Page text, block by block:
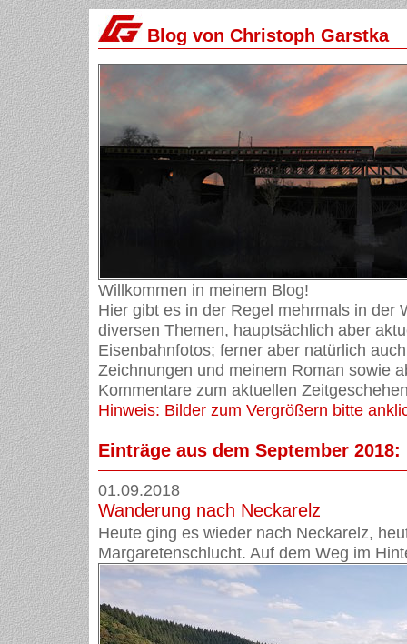
Blog von Christoph Garstka
Willkommen in meinem Blog!
Hier gibt es in der Regel mehrmals in der
diversen Themen, hauptsächlich aber
Eisenbahnfotos; ferner aber natürlich
Zeichnungen und meinem Roman sowie
Kommentare zum aktuellen
Hinweis: Bilder zum Vergrößern bitte
Einträge aus dem September 2018:
01.09.2018
Wanderung nach Neckarelz
Heute ging es wieder nach Neckarelz,
Margaretenschlucht. Auf dem Weg im